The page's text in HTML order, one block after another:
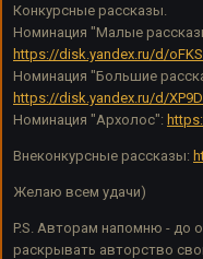
Конкурсные рассказы.
Номинация "Малые
https://disk.yandex.ru/d/
Номинация "Большие
https://disk.yandex.ru/d/
Номинация "Архолос":
Внеконкурсные рассказы:
Желаю всем удачи)
P.S. Авторам напомню - до
раскрывать авторство